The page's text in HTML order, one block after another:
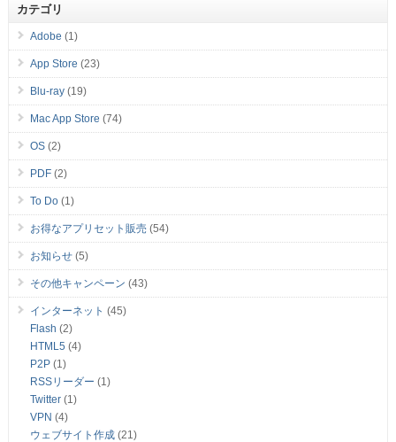
カテゴリ
Adobe (1)
App Store (23)
Blu-ray(19)
Mac App Store (74)
OS(2)
PDF(2)
To Do(1)
お得なアプリセット販売(54)
お知らせ(5)
その他キャンペーン (43)
インターネット (45)
Flash (2)
HTML5 (4)
P2P(1)
RSSリーダー (1)
Twitter(1)
VPN (4)
ウェブサイト作成(21)